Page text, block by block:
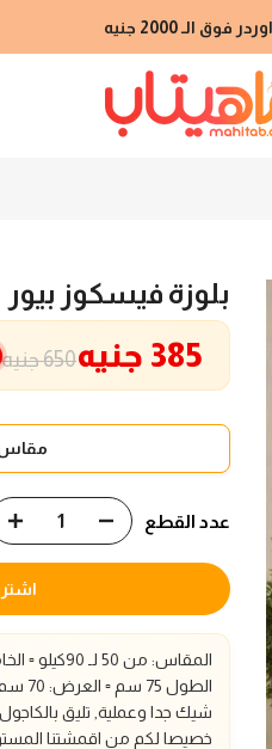
الـ 2000 جنيه
بلوزة فيسكوز بيور
650 جنيه 385 جنيه
مقاس
عدد القطع
اشتر
المقاس: من 50 لـ 90كيلو ▫️ الخامة:فيسكوز▫️
الطول 75 سم
▫️ العرض: 70 سم
شيك جدا وعملية, تليق
خصيصا لكم من اقمشتنا